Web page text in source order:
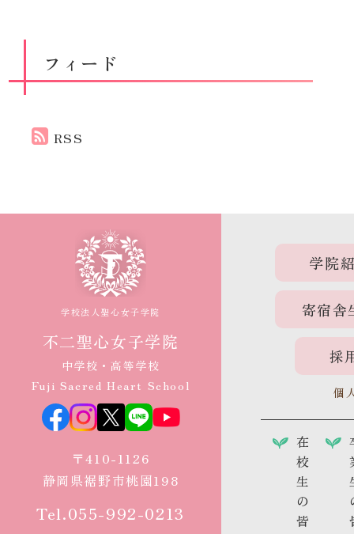
フィード
RSS
学校法人聖心女子学院
不二聖心女子学院
中学校・高等学校
Fuji Sacred Heart School
〒410-1126
静岡県裾野市桃園198
Tel.055-992-0213
学院
寄宿舎
採
個
在
校
生
の
皆